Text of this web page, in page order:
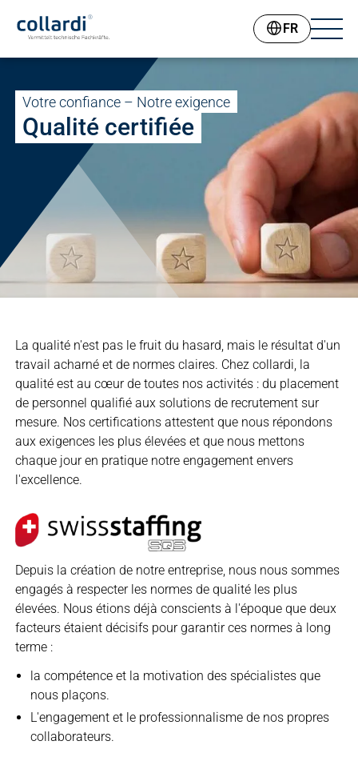
FR
Votre confiance – Notre exigence
Qualité certifiée
La qualité n'est pas le fruit du hasard, mais le résultat d'un
travail acharné et de normes claires. Chez collardi, la
qualité est au cœur de toutes nos activités : du placement
de personnel qualifié aux solutions de recrutement sur
mesure. Nos certifications attestent que nous répondons
aux exigences les plus élevées et que nous mettons
chaque jour en pratique notre engagement envers
l'excellence.
Depuis la création de notre entreprise, nous nous sommes
engagés à respecter les normes de qualité les plus
élevées. Nous étions déjà conscients à l'époque que deux
facteurs étaient décisifs pour garantir ces normes à long
terme :
la compétence et la motivation des spécialistes que
nous plaçons.
L'engagement et le professionnalisme de nos propres
collaborateurs.